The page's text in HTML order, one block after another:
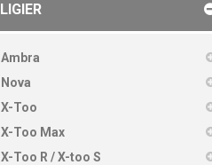
LIGIER
Ambra
Nova
X-Too
X-Too Max
X-Too R / X-too S